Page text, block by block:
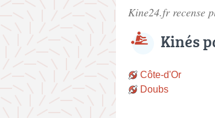
Kine24.fr recense
Kinés
Côte-d'Or
Doubs